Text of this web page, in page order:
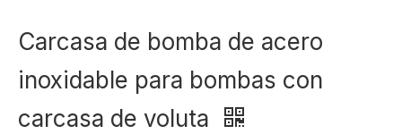
Carcasa de bomba de acero
inoxidable para bombas con
carcasa de voluta